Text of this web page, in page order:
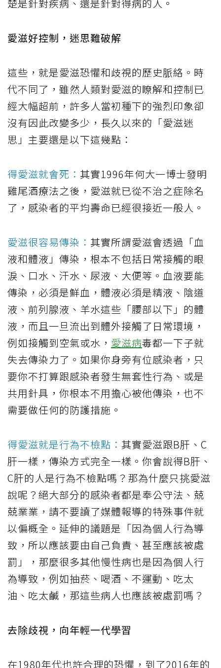
楚是針對疾病、還是針對得病的人。
愛滋好控制，迷思難破解
這些，就是愛滋恐懼和歧視的歷史脈絡。時
代不同了，雖然人類對愛滋的瞭解和控制已
經大幅超前，許多人當初種下的強烈印象卻
沒有因此改變多少，長久以來的「愛滋迷
思」主要還是以下這幾點：
得愛滋就會死： 其實1996年何大一博士發明
雞尾酒療法之後，愛滋就已從不治之症除名
了，感染者的平均壽命已經很接近一般人。
愛滋很容易傳染： 其實所謂愛滋會透過「血
液和體液」傳染，根本不包括日常接觸的眼
淚、口水、汗水、尿液、大便等。血液要能
傳染，必須是鮮血，體液必須是精液、陰道
液、前列腺液、羊水這些「腰部以下」的體
液，而且一旦流出到體外接觸了日常環境，
例如接觸到空氣或水， 愛滋病毒都一下子就
失去傳染力了。如果你身旁有位感染者，只
要你不打算跟感染者發生無套性行為、或是
共用針具，你根本不用擔心被他傳染，也不
需要做任何的防護措施。
得愛滋就是行為不檢點： 其實愛滋跟B肝、C
肝一樣，傳染方式完全一樣。你會說得B肝、
C肝的人是行為不檢點嗎？那為什麼只挑愛滋
說呢？絕大部分的感染者都是奉公守法、兢
兢業業，請不要讀了媒體報導的特殊事件就
以偏概全。延伸的議題是「因為個人行為導
致，所以應該要由自己負責、甚至應該被處
罰」，那麼很多其他慢性病也是因為個人行
為導致，例如抽菸、喝酒、不運動、吃太
油、吃太鹹，那這些病人也應該被處罰嗎？
去除歧視，向年輕一代學習
在1980年代也許合理的恐懼，到了2016年的